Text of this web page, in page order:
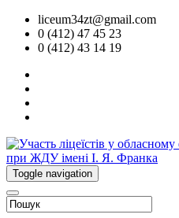
liceum34zt@gmail.com
0 (412) 47 45 23
0 (412) 43 14 19
Toggle navigation